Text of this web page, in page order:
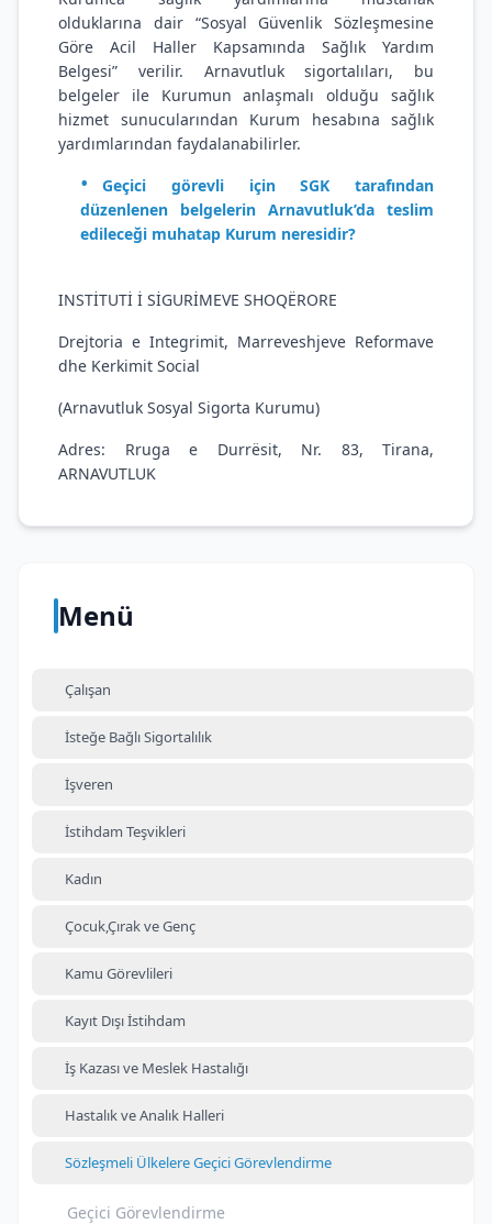
Menü
Çalışan
İsteğe Bağlı Sigortalılık
İşveren
İstihdam Teşvikleri
Kadın
Çocuk,Çırak ve Genç
Kamu Görevlileri
Kayıt Dışı İstihdam
İş Kazası ve Meslek Hastalığı
Hastalık ve Analık Halleri
Sözleşmeli Ülkelere Geçici Görevlendirme
Geçici Görevlendirme
olduklarına dair “Sosyal Güvenlik Sözleşmesine
Göre Acil Haller Kapsamında Sağlık Yardım
Belgesi” verilir. Arnavutluk sigortalıları, bu
belgeler ile Kurumun anlaşmalı olduğu sağlık
hizmet sunucularından Kurum hesabına sağlık
yardımlarından faydalanabilirler.
Geçici görevli için SGK tarafından
düzenlenen belgelerin Arnavutluk’da teslim
edileceği muhatap Kurum neresidir?
INSTİTUTİ İ SİGURİMEVE SHOQËRORE
Drejtoria e Integrimit, Marreveshjeve Reformave
dhe Kerkimit Social
(Arnavutluk Sosyal Sigorta Kurumu)
Adres: Rruga e Durrësit, Nr. 83, Tirana,
ARNAVUTLUK